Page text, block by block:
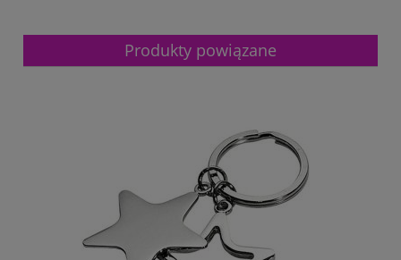
Produkty powiązane